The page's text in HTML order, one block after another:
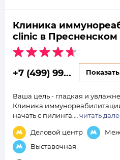
Клиника
clinic в Пресненском
+7 (499) 99... Показать
Ваша цель - гладкая и
Клиника
начать с пилинга.…читать
Деловой центр
Выставочная